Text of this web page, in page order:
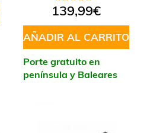
Valorado
en5.00de
5
139,99€
AÑADIR AL CARRITO
Porte gratuito en
península y Baleares